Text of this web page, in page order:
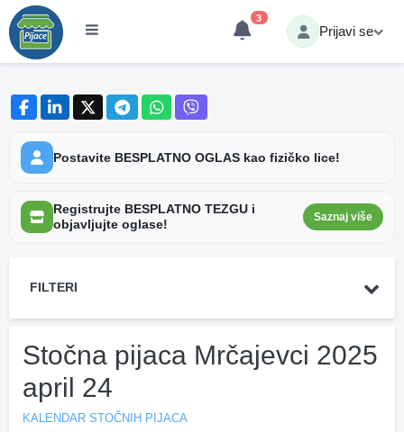
3
Prijavi se
Postavite BESPLATNO OGLAS kao fizičko lice!
Registrujte BESPLATNO TEZGU i
objavljujte oglase!
Saznaj više
FILTERI
Stočna pijaca Mrčajevci 2025
april 24
KALENDAR STOČNIH PIJACA